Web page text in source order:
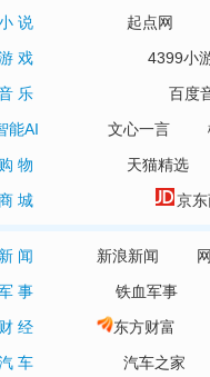
说
起点网
戏
4399小
乐
百度
能AI
文心一言
购 物
天猫精选
城
京
新 闻 新浪新闻
事
铁血军事
财 经
东方财富
车
汽车之家